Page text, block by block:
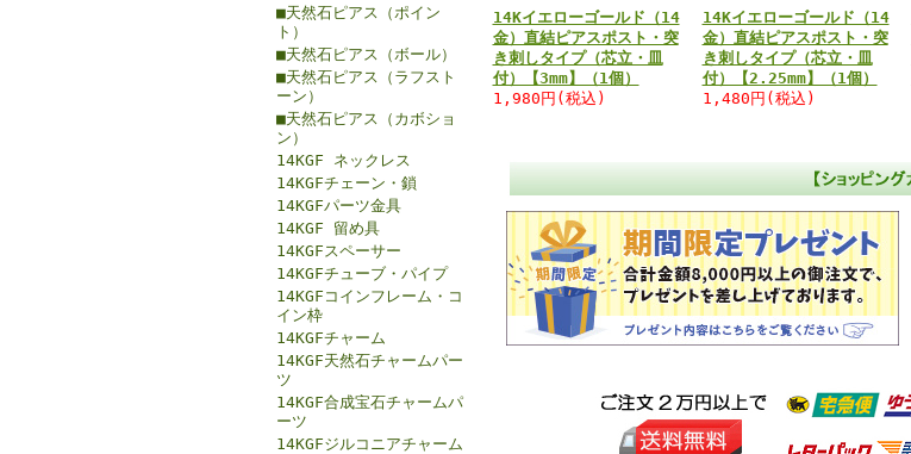
■天然石ピアス（ポイン
ト）
■天然石ピアス（ボール）
■天然石ピアス（ラフスト
ーン）
■天然石ピアス（カボショ
ン）
14KGF ネックレス
14KGFチェーン・鎖
14KGFパーツ金具
14KGF 留め具
14KGFスペーサー
14KGFチューブ・パイプ
14KGFコインフレーム・コ
イン枠
14KGFチャーム
14KGF天然石チャームパー
ツ
14KGF合成宝石チャームパ
ーツ
14KGFジルコニアチャーム
14Kイエローゴールド（14
金）直結ピアスポスト・突
き刺しタイプ（芯立・皿
付）【3mm】（1個）
1,980円(税込)
14Kイエローゴールド（14
金）直結ピアスポスト・突
き刺しタイプ（芯立・皿
付）【2.25mm】（1個）
1,480円(税込)